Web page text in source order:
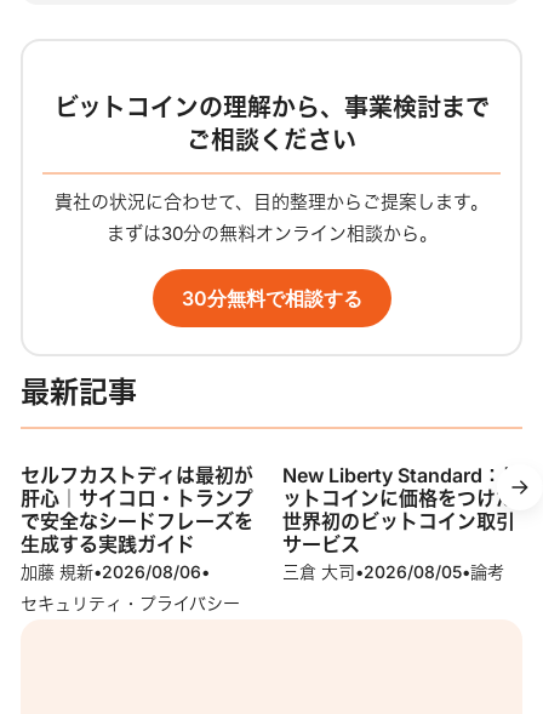
イ
ビットコインの理解から、事業検討まで
ご相談ください
貴社の状況に合わせて、目的整理からご提案します。
まずは30分の無料オンライン相談から。
30分無料で相談する
最新記事
セルフカストディは最初が
肝心｜サイコロ・トランプ
で安全なシードフレーズを
生成する実践ガイド
加藤 規新•2026/08/06•
セキュリティ・プライバシー
New Liberty Standard：ビ
ットコインに価格をつけた
世界初のビットコイン取引
サービス
三倉 大司•2026/08/05•論考